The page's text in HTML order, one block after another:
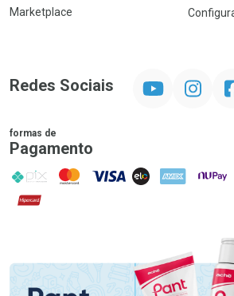
Marketplace
Redes Sociais Instagram
formas de
Pagamento
PIX MasterCard
VISA ELO AMEX NuPay
Hipercard
Promoção em Destaque